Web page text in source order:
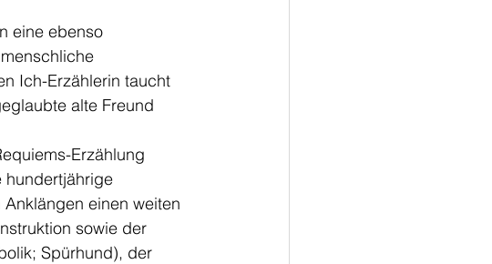
eine ebenso
Ich-Erzählerin taucht
alte Freund
Erzählung
hundertjährige
einen weiten
sowie der
Spürhund), der